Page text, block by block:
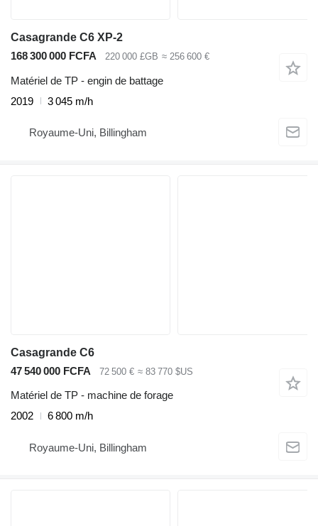
Casagrande C6 XP-2
168 300 000 FCFA
220 000 £GB ≈ 256 600 €
Matériel de TP - engin de battage
2019
3 045 m/h
Royaume-Uni, Billingham
Casagrande C6
47 540 000 FCFA
72 500 € ≈ 83 770 $US
Matériel de TP - machine de forage
2002
6 800 m/h
Royaume-Uni, Billingham